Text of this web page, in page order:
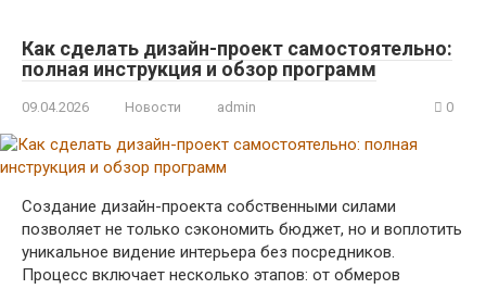
Как сделать дизайн-проект самостоятельно:
полная инструкция и обзор программ
09.04.2026 Новости admin 0
Создание дизайн-проекта собственными силами
позволяет не только сэкономить бюджет, но и воплотить
уникальное видение интерьера без посредников.
Процесс включает несколько этапов: от обмеров